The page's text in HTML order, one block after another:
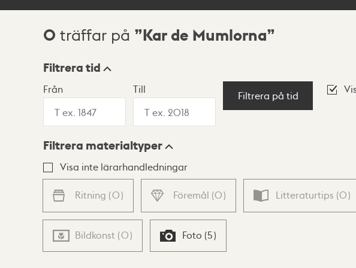
Sökresultat
0 träffar på Kar de Mumlorna
Visningsläge
Lista Karta
Filtrera tid
Från Till
Filtrera på tid
Filtrera materialtyper
Visa inte lärarhandledningar
Ritning (0) Föremål (0) Litteraturtips (0)
Bildkonst (0) Foto (5)